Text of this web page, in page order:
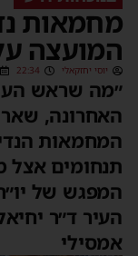
מחמאות
המועצה
יוסי יחזקאלי 22:34
״מה שראש
האחרונה,
המחמאות
תנחומים אצל
המפגש של
העיר ד״ר
אמסילי